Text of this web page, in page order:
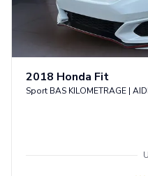
2018 Honda Fit
Sport BAS KILOMETRAGE |